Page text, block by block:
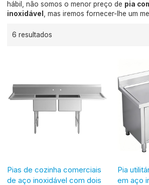
hábil, não somos o menor preço de pia
inoxidável
, mas iremos fornecer-lhe um
6 resultados
Pias de cozinha comerciais
de aço inoxidável com dois
Pia
em aço